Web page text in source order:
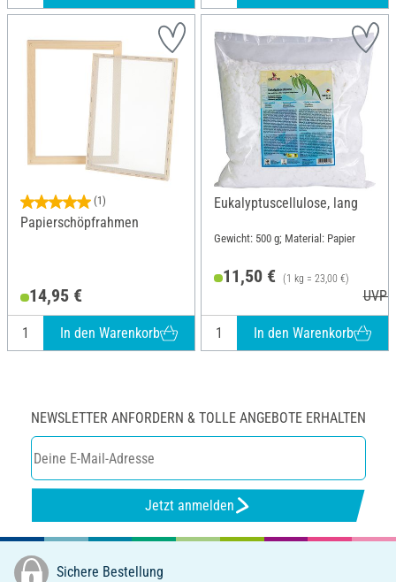
(1)
Papierschöpfrahmen
14,95 €
In den Warenkorb
Eukalyptuscellulose, lang
Gewicht: 500 g; Material: Papier
11,50 € (1 kg = 23,00 €)
UVP
In den Warenkorb
NEWSLETTER ANFORDERN & TOLLE ANGEBOTE ERHALTEN
Jetzt anmelden
Sichere Bestellung